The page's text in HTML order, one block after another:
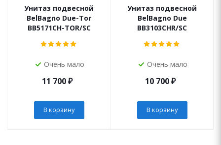
Унитаз подвесной
BelBagno Due-Tor
BB5171CH-TOR/SC
Очень мало
11 700₽
В корзину
Унитаз подвесной
BelBagno Due
BB3103CHR/SC
Очень мало
10 700₽
В корзину